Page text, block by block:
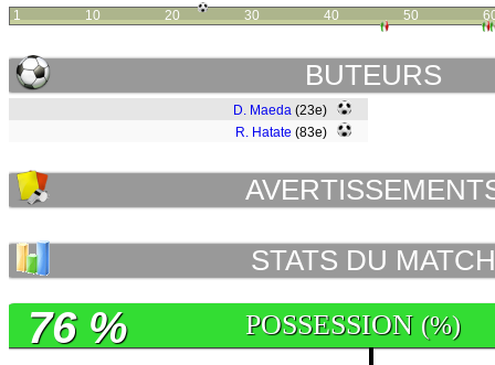
1 10 20 30 40 50
BUTEURS
D. Maeda (23e)
R. Hatate (83e)
STATS DU MATCH
POSSESSION (%)
76 %